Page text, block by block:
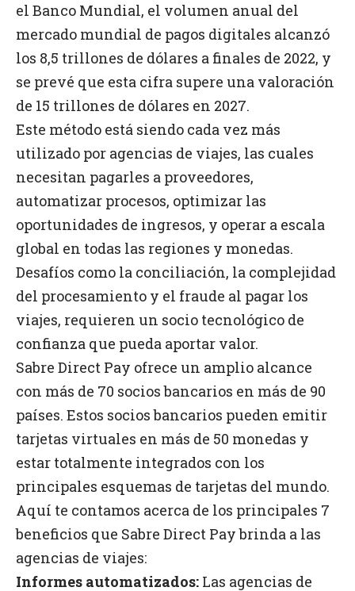
el Banco Mundial, el volumen anual del
mercado mundial de pagos digitales alcanzó
los 8,5 trillones de dólares a finales de 2022, y
se prevé que esta cifra supere una valoración
de 15 trillones de dólares en 2027.
Este método está siendo cada vez más
utilizado por agencias de viajes, las cuales
necesitan pagarles a proveedores,
automatizar procesos, optimizar las
oportunidades de ingresos, y operar a escala
global en todas las regiones y monedas.
Desafíos como la conciliación, la complejidad
del procesamiento y el fraude al pagar los
viajes, requieren un socio tecnológico de
confianza que pueda aportar valor.
Sabre Direct Pay ofrece un amplio alcance
con más de 70 socios bancarios en más de 90
países. Estos socios bancarios pueden emitir
tarjetas virtuales en más de 50 monedas y
estar totalmente integrados con los
principales esquemas de tarjetas del mundo.
Aquí te contamos acerca de los principales 7
beneficios que Sabre Direct Pay brinda a las
agencias de viajes:
Informes automatizados: Las agencias de